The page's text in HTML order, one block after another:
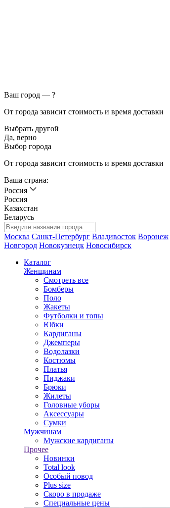
Ваш город — ?
От города зависит стоимость и время доставки
Выбрать другой
Да, верно
Выбор города
От города зависит стоимость и время доставки
Ваша страна:
Россия
Россия
Казахстан
Беларусь
Москва Санкт-Петербург Владивосток Воронеж
Новгород Новокузнецк Новосибирск
Каталог
Женщинам
Смотреть все
Бомберы
Поло
Жакеты
Футболки и топы
Юбки
Кардиганы
Джемперы
Водолазки
Костюмы
Платья
Пиджаки
Брюки
Жилеты
Головные уборы
Аксессуары
Сумки
Мужчинам
Мужские кардиганы
Прочее
Новинки
Total look
Особый повод
Plus size
Скоро в продаже
Специальные цены